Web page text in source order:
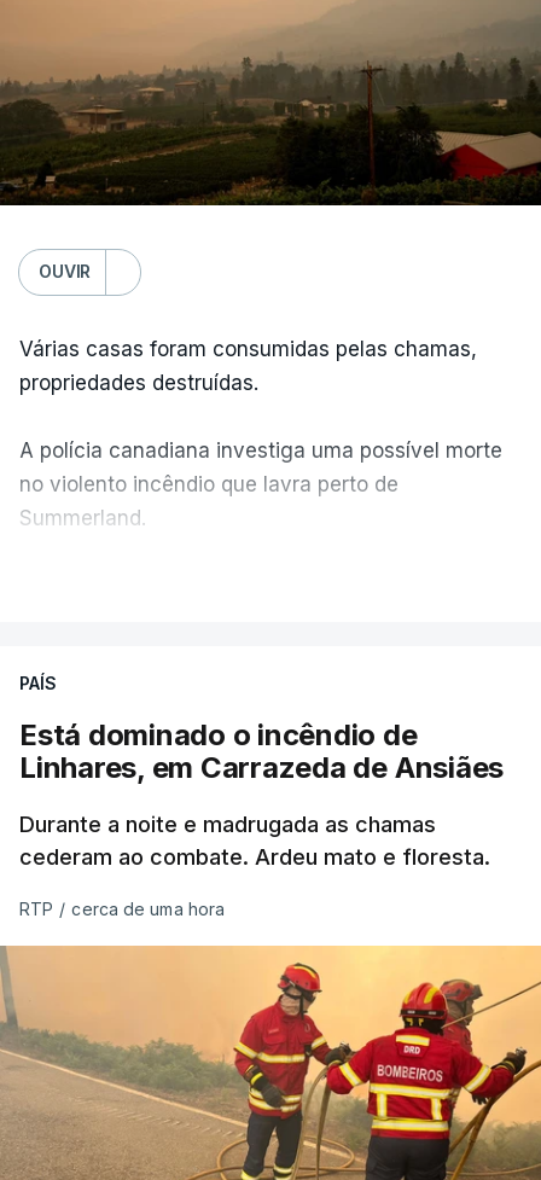
OUVIR
Várias casas foram consumidas pelas chamas,
propriedades destruídas.
A polícia canadiana investiga uma possível morte
no violento incêndio que lavra perto de
Summerland.
ERRO100
ERROR ON HTML5 MEDIA ELEMENT
ESTE CONTEÚDO ESTÁ NESTE
MOMENTO INDISPONÍVEL
As autoridades canadianas estimam que vai levar
dias ou semanas para controlar o fogo. Mais de
dois mil operacionais estão no terreno no combate
às chamas.
PAÍS
Está dominado o incêndio de
Linhares, em Carrazeda de Ansiães
Durante a noite e madrugada as chamas
cederam ao combate. Ardeu mato e floresta.
RTP / cerca de uma hora